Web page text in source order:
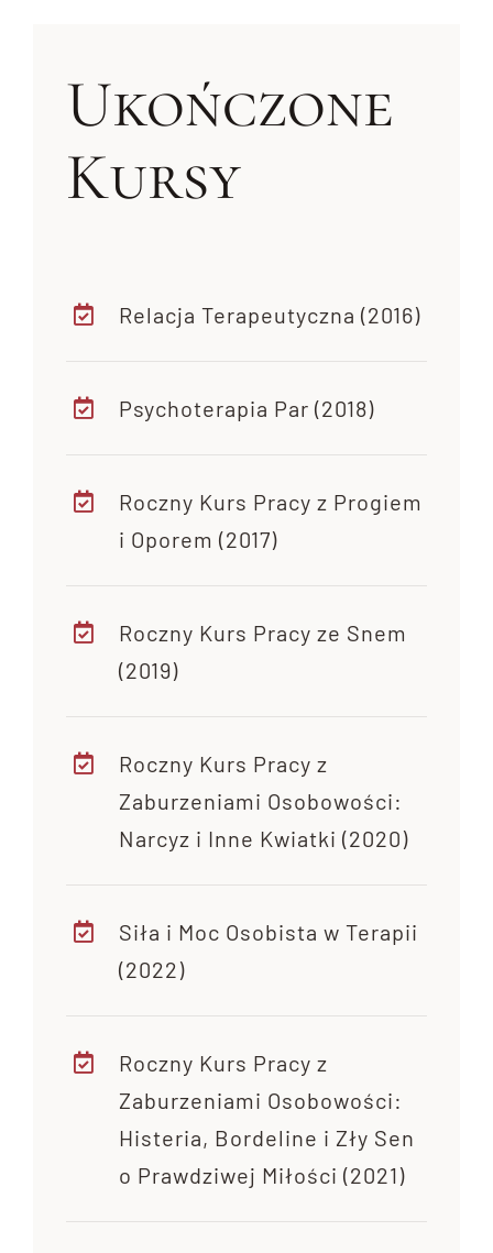
Ukończone
Kursy
Relacja Terapeutyczna (2016)
Psychoterapia Par (2018)
Roczny Kurs Pracy z Progiem
i Oporem (2017)
Roczny Kurs Pracy ze Snem
(2019)
Roczny Kurs Pracy z
Zaburzeniami Osobowości:
Narcyz i Inne Kwiatki (2020)
Siła i Moc Osobista w Terapii
(2022)
Roczny Kurs Pracy z
Zaburzeniami Osobowości:
Histeria, Bordeline i Zły Sen
o Prawdziwej Miłości (2021)